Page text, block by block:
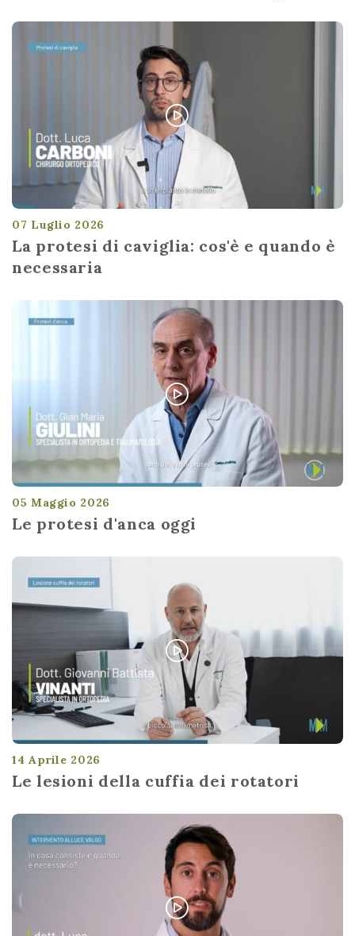
07 Luglio 2026
La protesi di caviglia: cos'è e quando è
necessaria
05 Maggio 2026
Le protesi d'anca oggi
14 Aprile 2026
Le lesioni della cuffia dei rotatori